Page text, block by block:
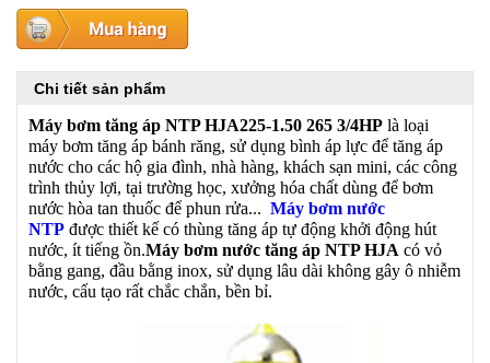
Chi tiết sản phẩm
Máy bơm tăng áp NTP HJA225-1.50 265 3/4HP là loại
máy bơm tăng áp bánh răng, sử dụng bình áp lực để tăng áp
nước cho các hộ gia đình, nhà hàng, khách sạn mini, các công
trình thủy lợi, tại trường học, xưởng hóa chất dùng để bơm
nước hòa tan thuốc để phun rửa... Máy bơm nước
NTP được thiết kế có thùng tăng áp tự động khởi động hút
nước, ít tiếng ồn.Máy bơm nước tăng áp NTP HJA có vỏ
bằng gang, đầu bằng inox, sử dụng lâu dài không gây ô nhiễm
nước, cấu tạo rất chắc chắn, bền bỉ.